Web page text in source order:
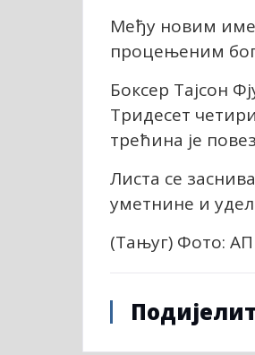
Међу новим
процењеним
Боксер Тајсон
Тридесет
трећина је
Листа се
уметнине и
(Тањуг) Фото: АП